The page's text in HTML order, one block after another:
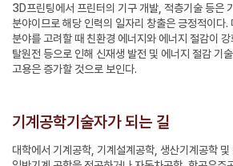
3D프린팅에서 프린터의 기구 개발, 적층기술 등은
분야이므로 해당 인력의 일자리 창출은 긍정적이다.
분야를 고려할 때 친환경 에너지와 에너지 절감이
탈원전 등으로 인해 신재생 발전 및 에너지 절감 기
고용은 증가할 것으로 보인다.
기계공학기술자가 되는 길
대학에서 기계공학, 기계설계공학, 생산기계공학 및